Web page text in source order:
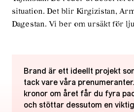
situation. Det blir Kirgizistan,
Dagestan. Vi ber om ursäkt för
Brand är ett ideellt projekt
tack vare våra
kronor om året får du fyra
och stöttar dessutom en